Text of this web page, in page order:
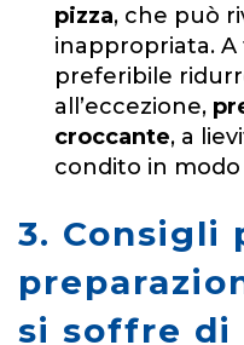
pizza, che può
inappropriata.
preferibile
all’eccezione,
croccante, a
condito in
3. Consigli
si soffre di